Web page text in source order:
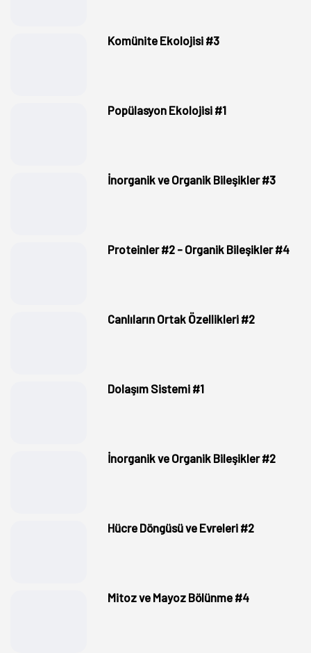
Komünite Ekolojisi #3
Popülasyon Ekolojisi #1
İnorganik ve Organik Bileşikler #3
Proteinler #2 - Organik Bileşikler #4
Canlıların Ortak Özellikleri #2
Dolaşım Sistemi #1
İnorganik ve Organik Bileşikler #2
Hücre Döngüsü ve Evreleri #2
Mitoz ve Mayoz Bölünme #4